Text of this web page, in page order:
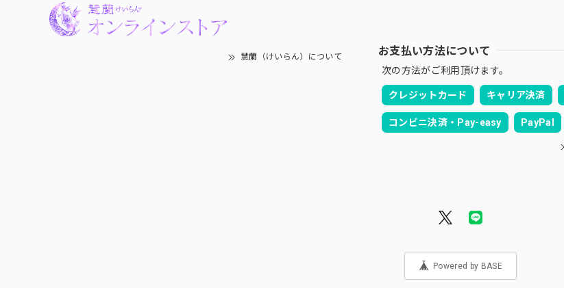
慧蘭（けいらん）について お支払い方法について
次の方法がご利用頂けます。
クレジットカード キャリア決済
コンビニ決済・Pay-easy PayPal
Powered by BASE